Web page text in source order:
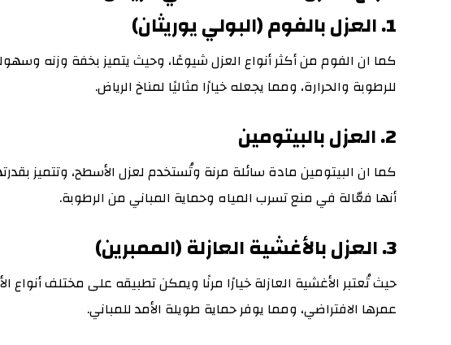
1. العزل بالفوم (البولي يوريثان)
كما ان الفوم من أكثر أنواع العزل شيوعًا، وحيث يتميز بخفة وزنه
للرطوبة والحرارة، ومما يجعله خيارًا مثاليًا لمناخ الرياض.
2. العزل بالبيتومين
كما ان البيتومين مادة سائلة مرنة وتُستخدم لعزل الأسطح، وتتميز
أنها فعّالة في منع تسرب المياه وحماية المباني من الرطوبة.
3. العزل بالأغشية العازلة (الممبرين)
حيث تُعتبر الأغشية العازلة خيارًا مرنًا ويمكن تطبيقه على مختلف أنواع
عمرها الافتراضي، ومما يوفر حماية طويلة الأمد للمباني.